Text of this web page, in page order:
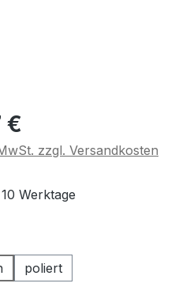
€
zzgl. Versandkosten
Werktage
poliert